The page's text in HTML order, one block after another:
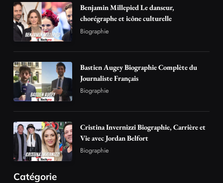
Benjamin Millepied Le danseur,
chorégraphe et icône culturelle
Biographie
Bastien Augey Biographie Complète du
Journaliste Français
Biographie
Cristina Invernizzi Biographie, Carrière et
Vie avec Jordan Belfort
Biographie
Catégorie